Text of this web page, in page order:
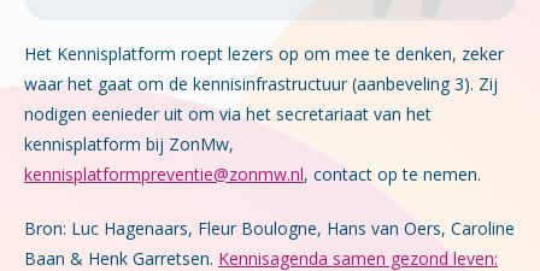
Het Kennisplatform roept lezers op om mee te denken, zeker
waar het gaat om de kennisinfrastructuur (aanbeveling 3). Zij
nodigen eenieder uit om via het secretariaat van het
kennisplatform bij ZonMw,
kennisplatformpreventie@zonmw.nl, contact op te nemen.
Bron: Luc Hagenaars, Fleur Boulogne, Hans van Oers, Caroline
Baan & Henk Garretsen. Kennisagenda samen gezond leven: